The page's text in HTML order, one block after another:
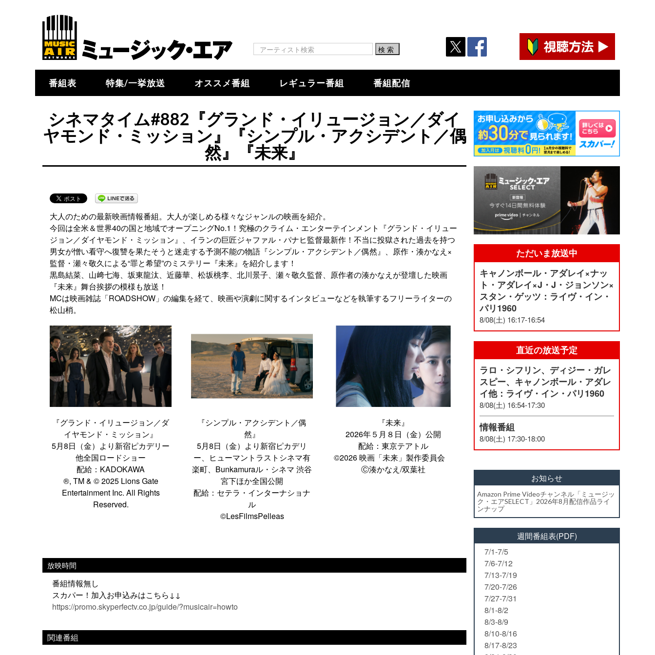
番組表 特集/一挙放送 オススメ番組 レギュラー番組 番組配信
シネマタイム#882『グランド・イリュージョン／ダイ
ヤモンド・ミッション』『シンプル・アクシデント／偶
然』『未来』
大人のための最新映画情報番組。大人が楽しめる様々なジャンルの映画を紹介。
今回は全米＆世界40の国と地域でオープニングNo.1！究極のクライム・エンターテインメント『グランド・イリュー
ジョン／ダイヤモンド・ミッション』、イランの巨匠ジャファル・パナヒ監督最新作！不当に投獄された過去を持つ
男女が憎い看守へ復讐を果たそうと迷走する予測不能の物語『シンプル・アクシデント／偶然』、原作・湊かなえ×
監督・瀬々敬久による“罪と希望”のミステリー『未来』を紹介します！
黒島結菜、山﨑七海、坂東龍汰、近藤華、松坂桃李、北川景子、瀬々敬久監督、原作者の湊かなえが登壇した映画
『未来』舞台挨拶の模様も放送！
MCは映画雑誌「ROADSHOW」の編集を経て、映画や演劇に関するインタビューなどを執筆するフリーライターの
松山梢。
『グランド・イリュージョン／ダ
イヤモンド・ミッション』
5月8日（金）より新宿ピカデリー
他全国ロードショー
配給：KADOKAWA
®, TM & © 2025 Lions Gate
Entertainment Inc. All Rights
Reserved.
『シンプル・アクシデント／偶
然』
5月8日（金）より新宿ピカデリ
ー、ヒューマントラストシネマ有
楽町、Bunkamuraル・シネマ 渋谷
宮下ほか全国公開
配給：セテラ・インターナショナ
ル
©LesFilmsPelleas
『未来』
2026年５月８日（金）公開
配給：東京テアトル
©2026 映画「未来」製作委員会
Ⓒ湊かなえ/双葉社
放映時間
番組情報無し
スカパー！加入お申込みはこちら↓↓
https://promo.skyperfectv.co.jp/guide/?musicair=howto
関連番組
ただいま放送中
キャノンボール・アダレイ×ナッ
ト・アダレイ×J・J・ジョンソン×
スタン・ゲッツ：ライヴ・イン・
パリ1960
8/08(土) 16:17-16:54
直近の放送予定
ラロ・シフリン、ディジー・ガレ
スピー、キャノンボール・アダレ
イ他：ライヴ・イン・パリ1960
8/08(土) 16:54-17:30
情報番組
8/08(土) 17:30-18:00
お知らせ
Amazon Prime Videoチャンネル「ミュージッ
ク・エアSELECT」2026年8月配信作品ライ
ンナップ
週間番組表(PDF)
7/1-7/5
7/6-7/12
7/13-7/19
7/20-7/26
7/27-7/31
8/1-8/2
8/3-8/9
8/10-8/16
8/17-8/23